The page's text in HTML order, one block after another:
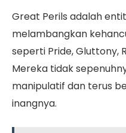
Great Perils adalah
melambangkan
seperti Pride, Gluttony,
Mereka tidak
manipulatif dan terus
inangnya.